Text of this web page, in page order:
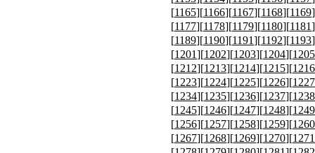
[1165][1166][1167][1168][1169
[1177][1178][1179][1180][1181
[1189][1190][1191][1192][1193
[1201][1202][1203][1204][1205
[1212][1213][1214][1215][1216
[1223][1224][1225][1226][1227
[1234][1235][1236][1237][1238
[1245][1246][1247][1248][1249
[1256][1257][1258][1259][1260
[1267][1268][1269][1270][1271